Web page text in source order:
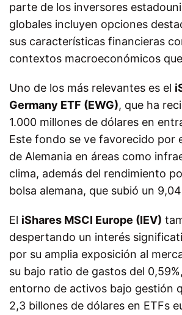
parte de los inversores
globales incluyen opciones
sus características financieras
contextos macroeconómicos
Uno de los más relevantes es el
Germany ETF (EWG), que ha
1.000 millones de dólares en
Este fondo se ve favorecido por
de Alemania en áreas como
clima, además del rendimiento
bolsa alemana, que subió un
El iShares MSCI Europe (IEV)
despertando un interés
por su amplia exposición al
su bajo ratio de gastos del
entorno de activos bajo gestión
2,3 billones de dólares en ETFs